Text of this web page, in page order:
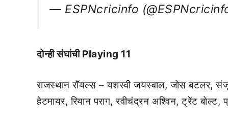
— ESPNcricinfo
दोन्ही संघांची Playing 11
राजस्थान रॉयल्स – यशस्वी जयस्वाल, जोस बटलर,
हेटमायर, रियान पराग, रवीचंद्रन अश्विन, ट्रेंट